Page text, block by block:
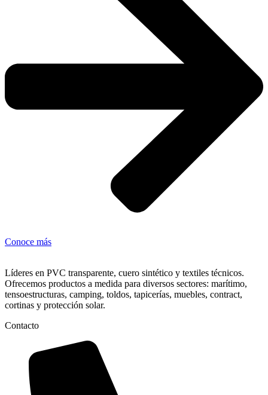
Conoce más
Líderes en PVC transparente, cuero sintético y textiles técnicos.
Ofrecemos productos a medida para diversos sectores: marítimo,
tensoestructuras, camping, toldos, tapicerías, muebles, contract,
cortinas y protección solar.
Contacto